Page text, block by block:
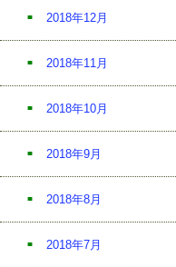
2018年12月
2018年11月
2018年10月
2018年9月
2018年8月
2018年7月